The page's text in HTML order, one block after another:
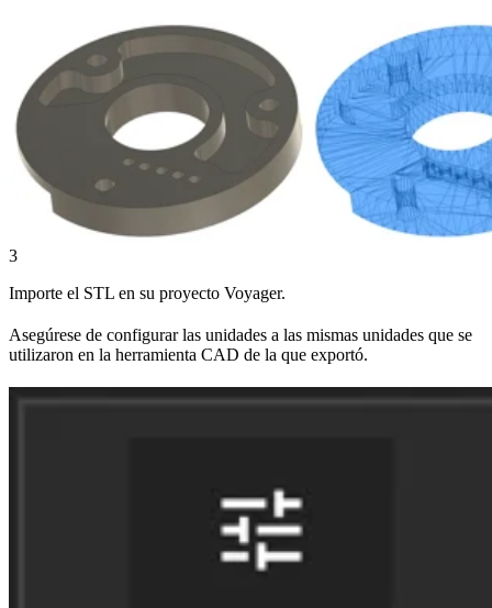
3
Importe el STL en su proyecto Voyager.
Asegúrese de configurar las unidades a las mismas unidades que se
utilizaron en la herramienta CAD de la que exportó.